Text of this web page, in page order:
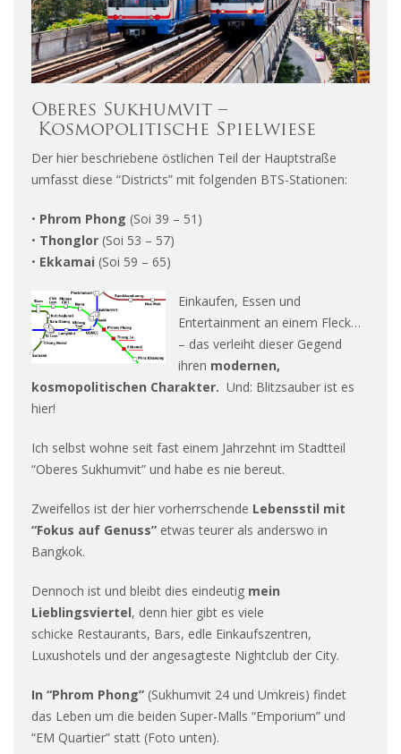
Oberes Sukhumvit –
Kosmopolitische Spielwiese
Der hier beschriebene östlichen Teil der Hauptstraße
umfasst diese “Districts” mit folgenden BTS-Stationen:
• Phrom Phong (Soi 39 – 51)
• Thonglor (Soi 53 – 57)
• Ekkamai (Soi 59 – 65)
Einkaufen, Essen und
Entertainment an einem Fleck…
– das verleiht dieser Gegend
ihren modernen,
kosmopolitischen Charakter. Und: Blitzsauber ist es
hier!
Ich selbst wohne seit fast einem Jahrzehnt im Stadtteil
“Oberes Sukhumvit” und habe es nie bereut.
Zweifellos ist der hier vorherrschende Lebensstil mit
“Fokus auf Genuss” etwas teurer als anderswo in
Bangkok.
Dennoch ist und bleibt dies eindeutig mein
Lieblingsviertel, denn hier gibt es viele
schicke Restaurants, Bars, edle Einkaufszentren,
Luxushotels und der angesagteste Nightclub der City.
In “Phrom Phong” (Sukhumvit 24 und Umkreis) findet
das Leben um die beiden Super-Malls “Emporium” und
“EM Quartier” statt (Foto unten).